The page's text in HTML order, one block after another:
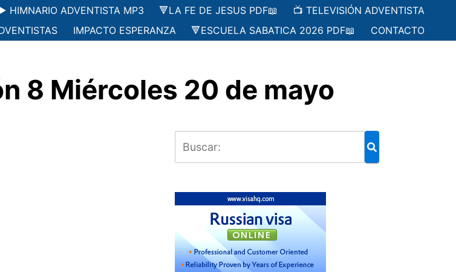
HIMNARIO ADVENTISTA MP3 🔻LA FE DE JESUS PDF📖
📺 TELEVISIÓN ADVENTISTA
IMPACTO ESPERANZA 🔻ESCUELA SABATICA 2026 PDF📖 CONTACTO
8 Miércoles 20 de mayo